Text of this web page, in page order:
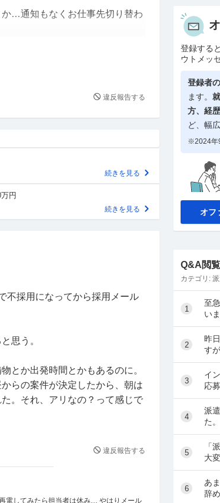
…通知もなくお仕事先切り替わ
らない…
です。
違反報告する
続きを見る
円
続きを見る
不採用になってから採用メール
思う。
とか出発時間とかもあるのに。
らの案件が決定したから、朝は
。それ、アリなの？って感じで
違反報告する
電してみたら担当者は休み… やはりメール
登録する
ウトメッ
登録者
ます。
方、 経
ど、幅
※2024年
オフ
Q&A閲
カテゴリ:
1
至
い
り
し
中
2
昨
す
え
答
遣
3
イ
応
り
っ
ュ
4
派
た
い
は
の
5
「
大
ま
間
在
6
あ
辞